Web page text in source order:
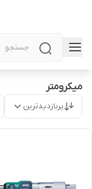
میکرومتر
پربازدیدترین